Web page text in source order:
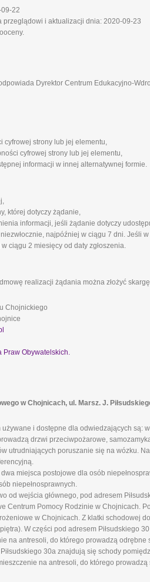
22
przeglądowi i aktualizacji dnia: 2020-09-23
Dyrektor Centrum Edukacyjno-
cyfrowej strony lub jej elementu,
cyfrowej strony lub jej elementu,
informacji w innej alternatywnej formie.
której dotyczy żądanie,
informacji, jeśli żądanie dotyczy
najpóźniej w ciągu 7 dni.
ciągu 2 miesięcy od daty zgłoszenia.
realizacji żądania można złożyć
Chojnickiego
Praw Obywatelskich.
w Chojnicach, ul. Marsz. J.
i dostępne dla odwiedzających
drzwi przeciwpożarowe,
utrudniających poruszanie się na wózku.
miejsca postojowe dla osób
niepełnosprawnych.
od wejścia głównego, pod adresem
Centrum Pomocy Rodzinie w Chojnicach.
w Chojnicach. Z klatki schodowej
W części pod adresem Piłsudskiego
na antresoli, do którego prowadzą
30a znajdują się schody
na antresoli, do którego